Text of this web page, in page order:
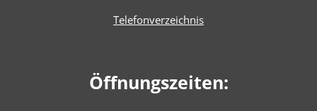
Telefonverzeichnis
Öffnungszeiten: